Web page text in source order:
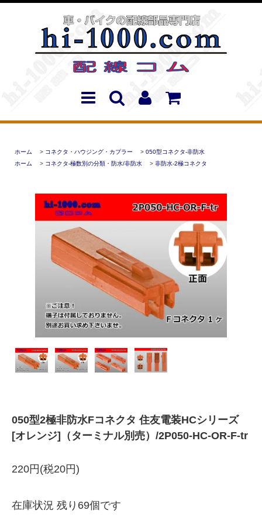
ホーム > コネクタ・ハウジング・カプラー > 050型コネクタ-非防水
ホーム
> コネクタ-極数別の分類・防水/非防水 > 非防水-2極コネクタ
050型2極非防水Fコネクタ 住友電装HCシリーズ
[オレンジ]（ターミナル別売）/2P050-HC-OR-F-tr
220円(税20円)
在庫状況 残り69個です